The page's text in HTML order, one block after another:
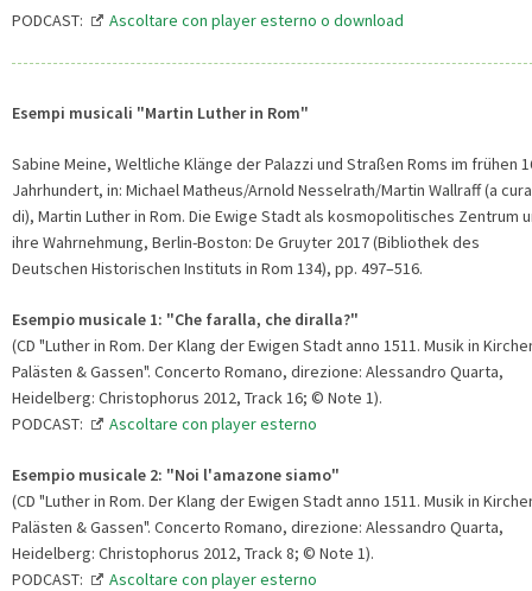
PODCAST: Ascoltare con player esterno o download
Esempi musicali "Martin Luther in Rom"
Sabine Meine, Weltliche Klänge der Palazzi und Straßen Roms im frühen
Jahrhundert, in: Michael Matheus/Arnold Nesselrath/Martin Wallraff (a cura
di), Martin Luther in Rom. Die Ewige Stadt als kosmopolitisches Zentrum
ihre Wahrnehmung, Berlin-Boston: De Gruyter 2017 (Bibliothek des
Deutschen Historischen Instituts in Rom 134), pp. 497–516.
Esempio musicale 1: "Che faralla, che diralla?"
(CD "Luther in Rom. Der Klang der Ewigen Stadt anno 1511. Musik in
Palästen & Gassen". Concerto Romano, direzione: Alessandro Quarta,
Heidelberg: Christophorus 2012, Track 16; © Note 1).
PODCAST:
Ascoltare con player esterno
Esempio musicale 2: "Noi l'amazone siamo"
(CD "Luther in Rom. Der Klang der Ewigen Stadt anno 1511. Musik in
Palästen & Gassen". Concerto Romano, direzione: Alessandro Quarta,
Heidelberg: Christophorus 2012, Track 8; © Note 1).
PODCAST:
Ascoltare con player esterno